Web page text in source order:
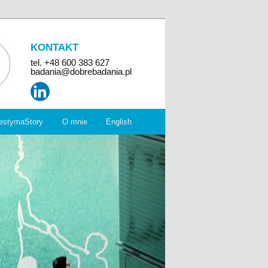
KONTAKT
tel. +48 600 383 627
badania@dobrebadania.pl
O mnie English